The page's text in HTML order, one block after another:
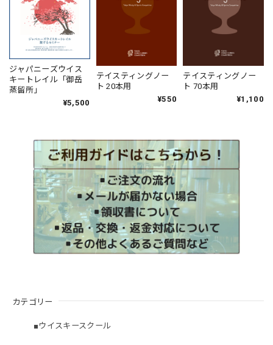
カテゴリー
■ウイスキースクール
ジャパニーズウイス
キートレイル「御岳
蒸留所」
¥5,500
テイスティングノー
ト 20本用
¥550
テイスティングノー
ト 70本用
¥1,100